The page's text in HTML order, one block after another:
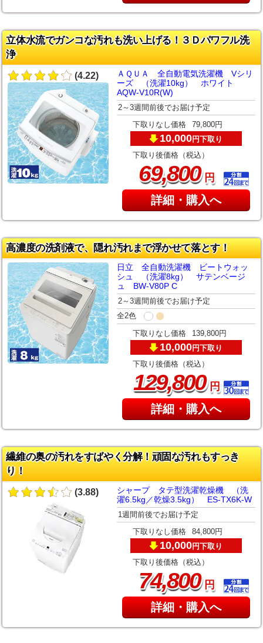
立体水流でガンコな汚れも洗い上げる！３Ｄパワフル洗
浄
(4.22)
ＡＱＵＡ 全自動電気洗濯機 Vシリ
ーズ （洗濯10kg） ホワイト
AQW-V10R(W)
2～3週間前後でお届け予定
下取りなし価格 79,800円
10,000円下取り
下取り後価格（税込）
69,800円
詳細・購入へ
高濃度の洗剤液で、隠れ汚れまで浮かせて落とす！
日立 全自動洗濯機 ビートウォッ
シュ （洗濯8kg） サテンベージ
ュ BW-V80P C
2～3週間前後でお届け予定
全2色
下取りなし価格 139,800円
10,000円下取り
下取り後価格（税込）
129,800円
詳細・購入へ
繊維の奥の汚れをすばやく分解！頑固な汚れもすっき
り！
(3.88)
シャープ タテ型洗濯乾燥機 （洗
濯6.5kg／乾燥3.5kg） ES-TX6K-W
1週間前後でお届け予定
下取りなし価格 84,800円
10,000円下取り
下取り後価格（税込）
74,800円
詳細・購入へ